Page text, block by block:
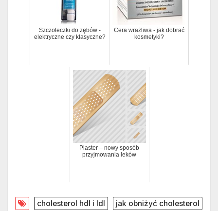
Szczoteczki do zębów -
elektryczne czy klasyczne?
Cera wrażliwa - jak dobrać
kosmetyki?
Plaster – nowy sposób
przyjmowania leków
cholesterol hdl i ldl
jak obniżyć cholesterol